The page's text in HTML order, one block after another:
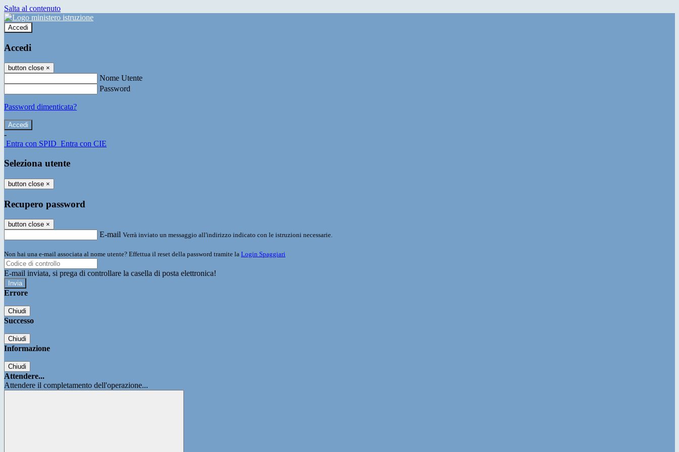
Salta al contenuto
Accedi
Accedi
button close ×
Nome Utente
Password
Password dimenticata?
-
Entra con SPID Entra con CIE
Seleziona utente
button close ×
Recupero password
button close ×
E-mail Verrà inviato un messaggio all'indirizzo indicato con le istruzioni necessarie.
Non hai una e-mail associata al nome utente? Effettua il reset della password tramite la Login Spaggiari
E-mail inviata, si prega di controllare la casella di posta elettronica!
Errore
Chiudi
Successo
Chiudi
Informazione
Chiudi
Attendere...
Attendere il completamento dell'operazione...